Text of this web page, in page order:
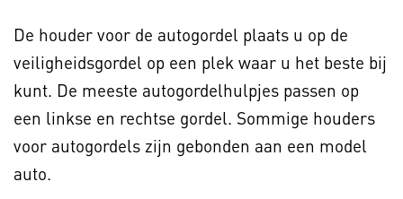
De houder voor de autogordel plaats u op de
veiligheidsgordel op een plek waar u het beste bij
kunt. De meeste autogordelhulpjes passen op
een linkse en rechtse gordel. Sommige houders
voor autogordels zijn gebonden aan een model
auto.